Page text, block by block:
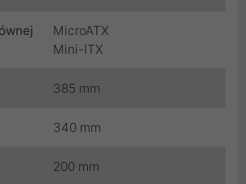
MicroATX
Mini-ITX
385 mm
340 mm
200 mm